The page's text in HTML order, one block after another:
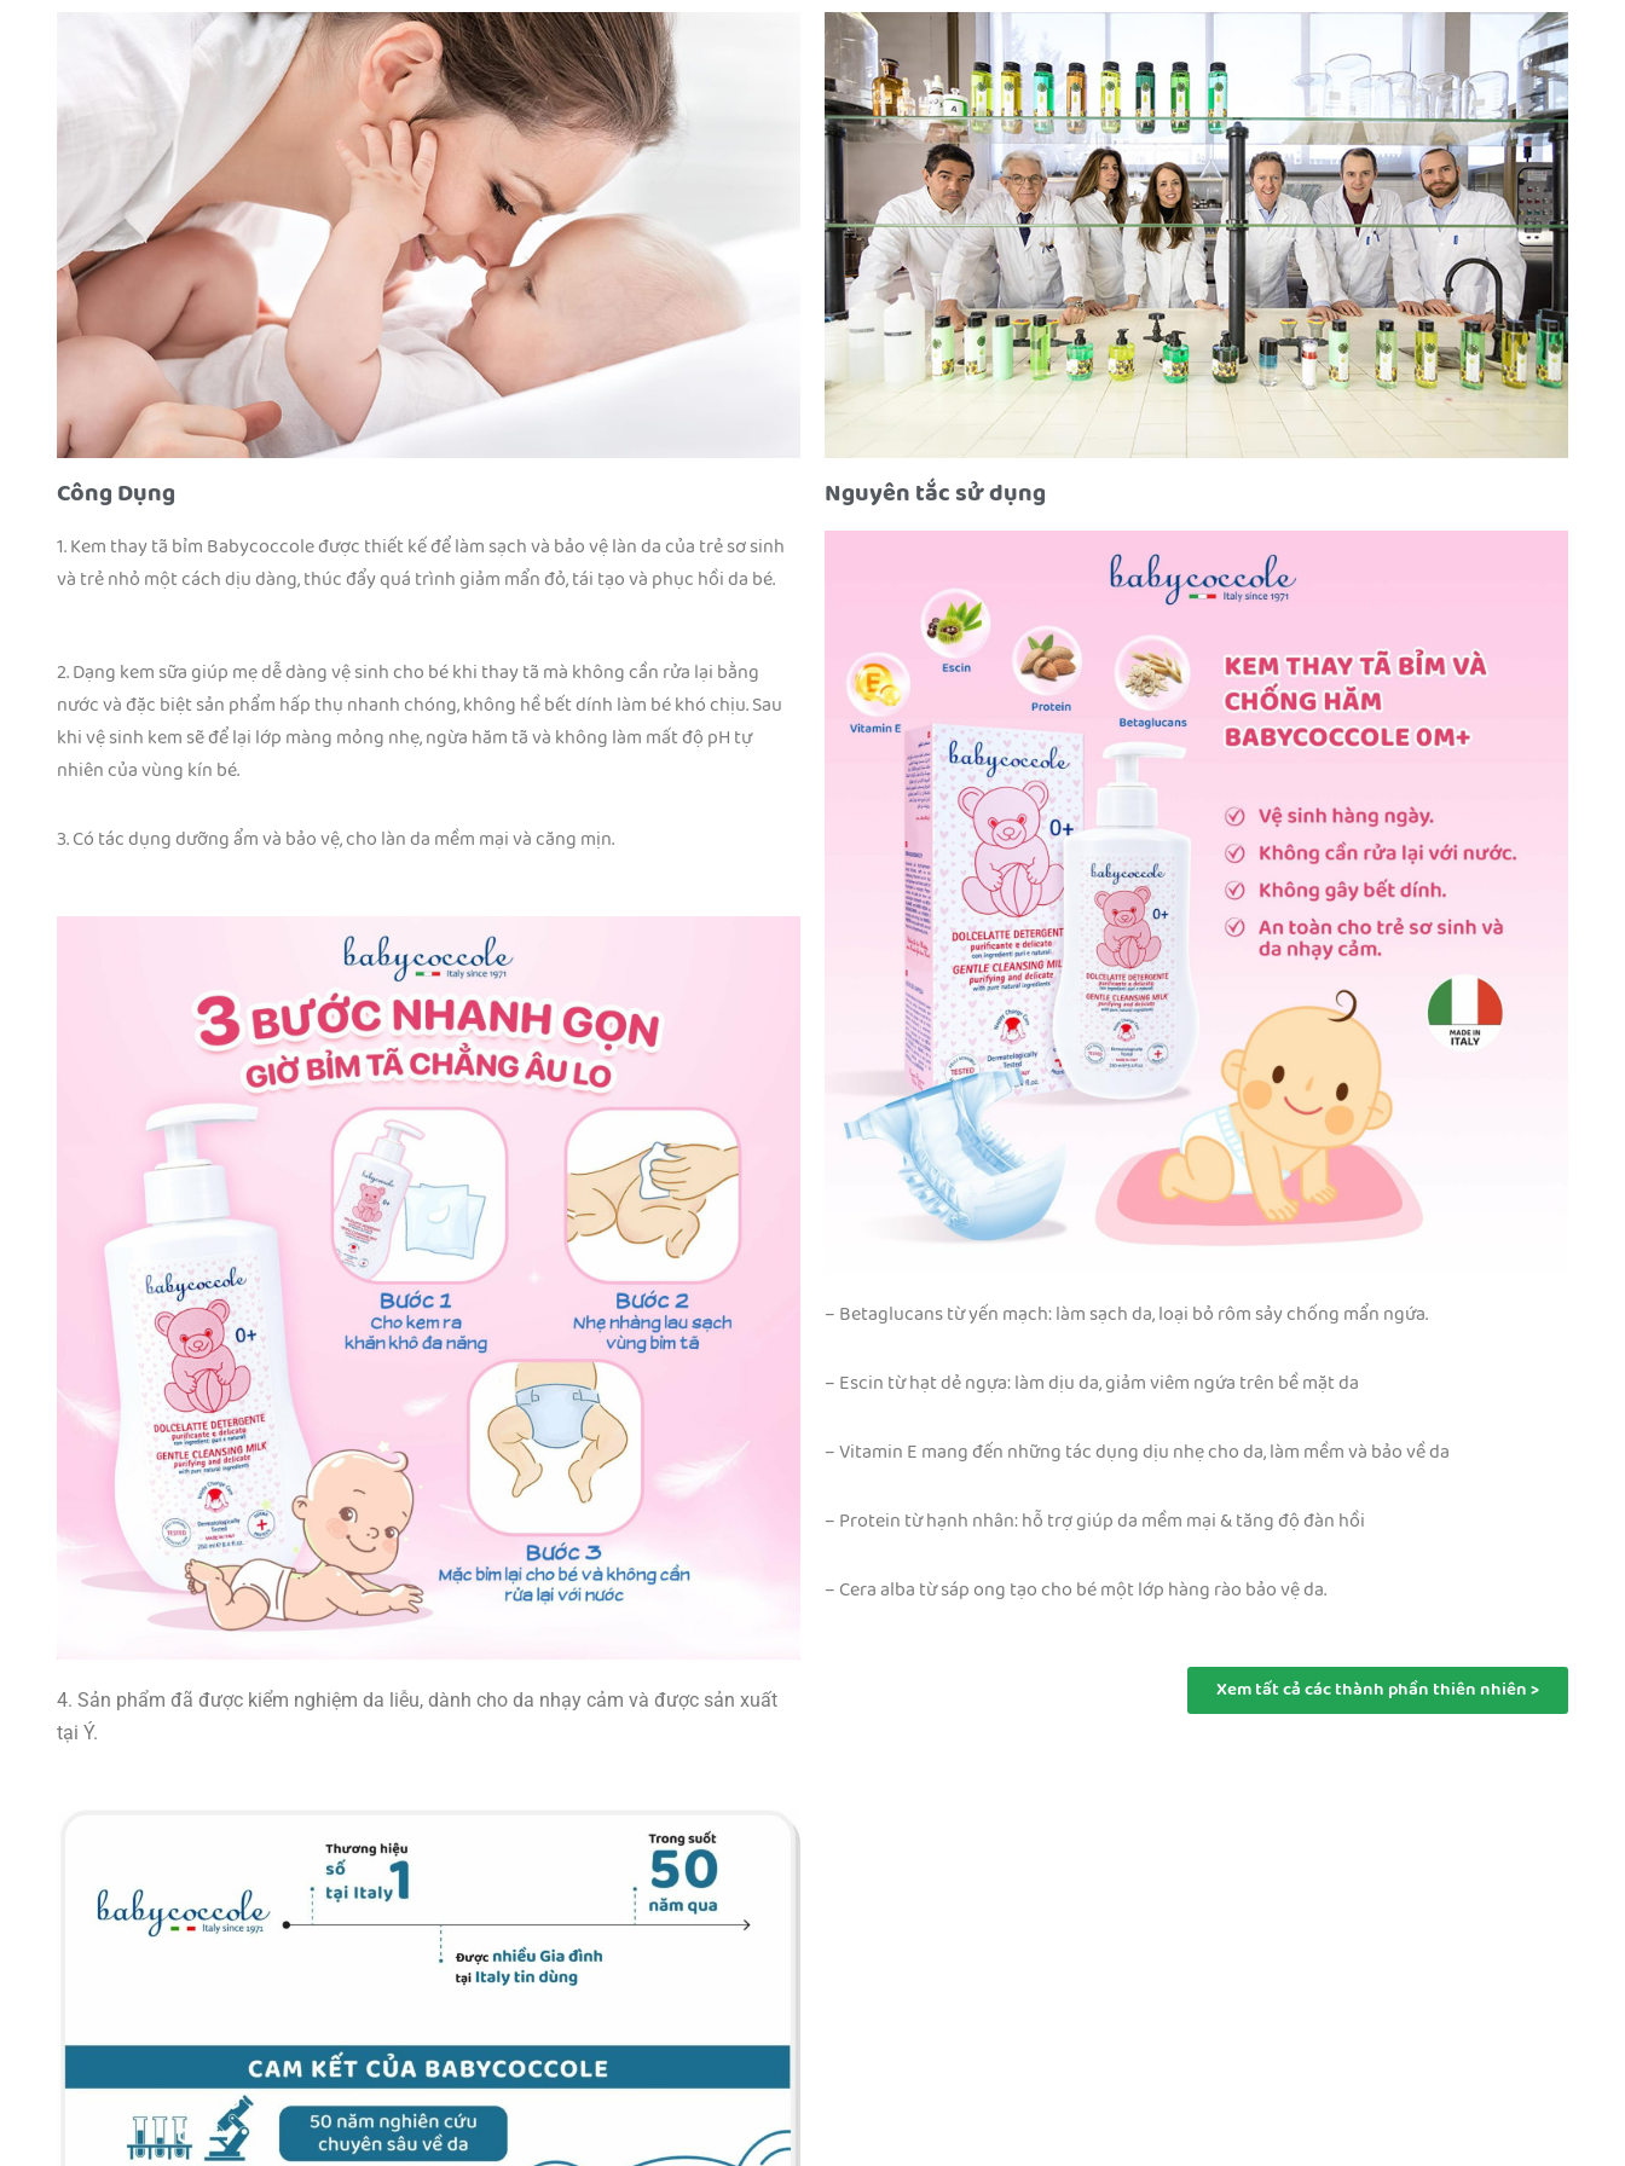
Công Dụng
1. Kem thay tã bỉm Babycoccole được thiết kế để làm sạch và bảo vệ làn da của trẻ sơ sinh
và trẻ nhỏ một cách dịu dàng, thúc đẩy quá trình giảm mẩn đỏ, tái tạo và phục hồi da bé.
2. Dạng kem sữa giúp mẹ dễ dàng vệ sinh cho bé khi thay tã mà không cần rửa lại bằng
nước và đặc biệt sản phẩm hấp thụ nhanh chóng, không hề bết dính làm bé khó chịu. Sau
khi vệ sinh kem sẽ để lại lớp màng mỏng nhẹ, ngừa hăm tã và không làm mất độ pH tự
nhiên của vùng kín bé.
3. Có tác dụng dưỡng ẩm và bảo vệ, cho làn da mềm mại và căng mịn.
4. Sản phẩm đã được kiểm nghiệm da liễu, dành cho da nhạy cảm và được sản xuất
tại Ý.
Nguyên tắc sử dụng
– Betaglucans từ yến mạch: làm sạch da, loại bỏ rôm sảy chống mẩn ngứa.
– Escin từ hạt dẻ ngựa: làm dịu da, giảm viêm ngứa trên bề mặt da
– Vitamin E mang đến những tác dụng dịu nhẹ cho da, làm mềm và bảo về da
– Protein từ hạnh nhân: hỗ trợ giúp da mềm mại & tăng độ đàn hồi
– Cera alba từ sáp ong tạo cho bé một lớp hàng rào bảo vệ da.
Xem tất cả các thành phần thiên nhiên >